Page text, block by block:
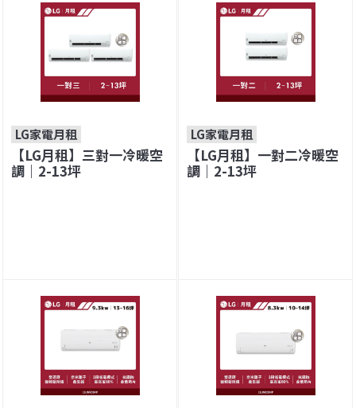
LG家電月租
【LG月租】三對一冷暖空
調｜2-13坪
LG家電月租
【LG月租】一對二冷暖空
調｜2-13坪